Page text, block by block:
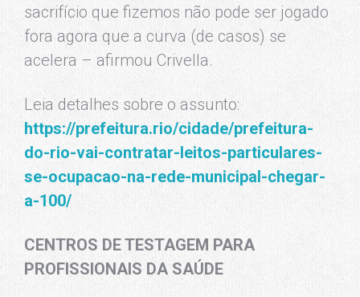
sacrifício que fizemos não pode ser jogado
fora agora que a curva (de casos) se
acelera – afirmou Crivella.
Leia detalhes sobre o assunto:
https://prefeitura.rio/cidade/prefeitura-
do-rio-vai-contratar-leitos-particulares-
se-ocupacao-na-rede-municipal-chegar-
a-100/
CENTROS DE TESTAGEM PARA
PROFISSIONAIS DA SAÚDE